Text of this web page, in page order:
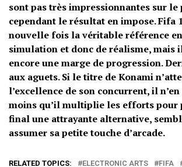
sont pas très impressionnantes sur le
cependant le résultat en impose. Fifa
nouvelle fois la véritable référence
simulation et donc de réalisme, mais
encore une marge de progression.
aux aguets. Si le titre de Konami
l’excellence de son concurrent, il
moins qu’il multiplie les efforts pour
final une attrayante alternative,
assumer sa petite touche d’arcade.
RELATED TOPICS: ELECTRONIC ARTS FIFA